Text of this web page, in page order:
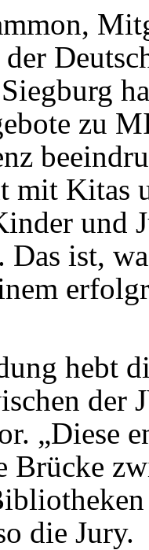
zu
mit Kitas
und
Das ist,
hebt
der
„Diese
Brücke
die Jury.